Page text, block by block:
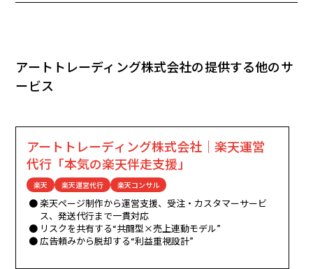
アートトレーディング株式会社の提供する他のサ
ービス
アートトレーディング株式会社｜楽天運営
代行「本気の楽天伴走支援」
楽天 楽天運営代行 楽天コンサル
楽天ページ制作から運営支援、受注・カスタマーサービ
ス、発送代行まで一貫対応
リスクを共有する“共闘型×売上連動モデル”
広告頼みから脱却する“利益重視設計”